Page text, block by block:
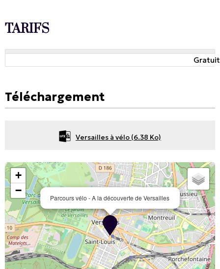
TARIFS
Gratuit
Téléchargement
Versailles à vélo (6.38 Ko)
Parcours vélo - A la découverte de Versailles
+
−